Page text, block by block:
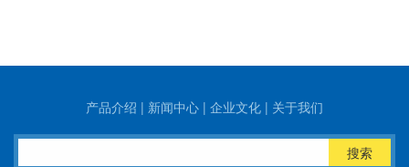
产品介绍 | 新闻中心 | 企业文化 | 关于我们
搜索